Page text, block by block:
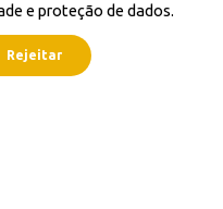
e proteção de dados.
Rejeitar